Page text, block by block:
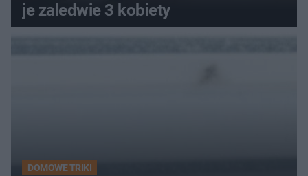
je zaledwie 3 kobiety
DOMOWE TRIKI